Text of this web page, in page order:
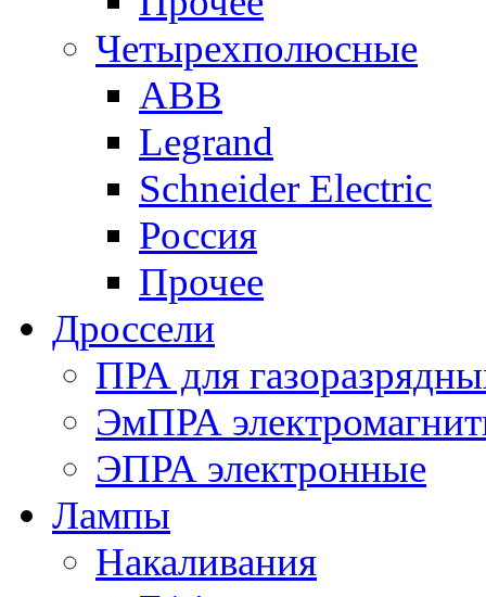
Четырехполюсные
ABB
Legrand
Schneider Electric
Россия
Прочее
Дроссели
ПРА для
ЭмПРА
ЭПРА электронные
Лампы
Накаливания